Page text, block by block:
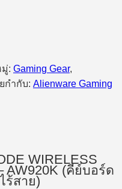
: Gaming Gear,
กำกับ: Alienware Gaming
WIRELESS
AW920K (คีย์บอร์ด
ร้สาย)